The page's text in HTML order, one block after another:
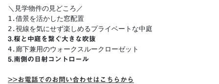
＼見学物件の見どころ／
1.借景を活かした窓配置
2.視線を気にせず楽しめるプライベートな中庭
3.桜と中庭を繋ぐ大きな吹抜
5.南側の日射コントロール
>>お電話でのお問い合わせはこちらから